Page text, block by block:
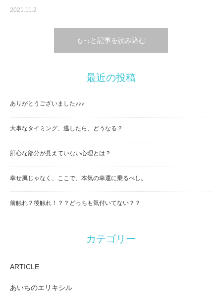
2021.11.2
もっと記事を読み込む
最近の投稿
ありがとうございました♪♪♪
大事なタイミング、逃したら、どうなる？
肝心な部分が見えていない心理とは？
幸せ風じゃなく、ここで、本気の幸運に乗るべし。
前触れ？後触れ！？？どっちも気付いてない？？
カテゴリー
ARTICLE
あいちのエリキシル